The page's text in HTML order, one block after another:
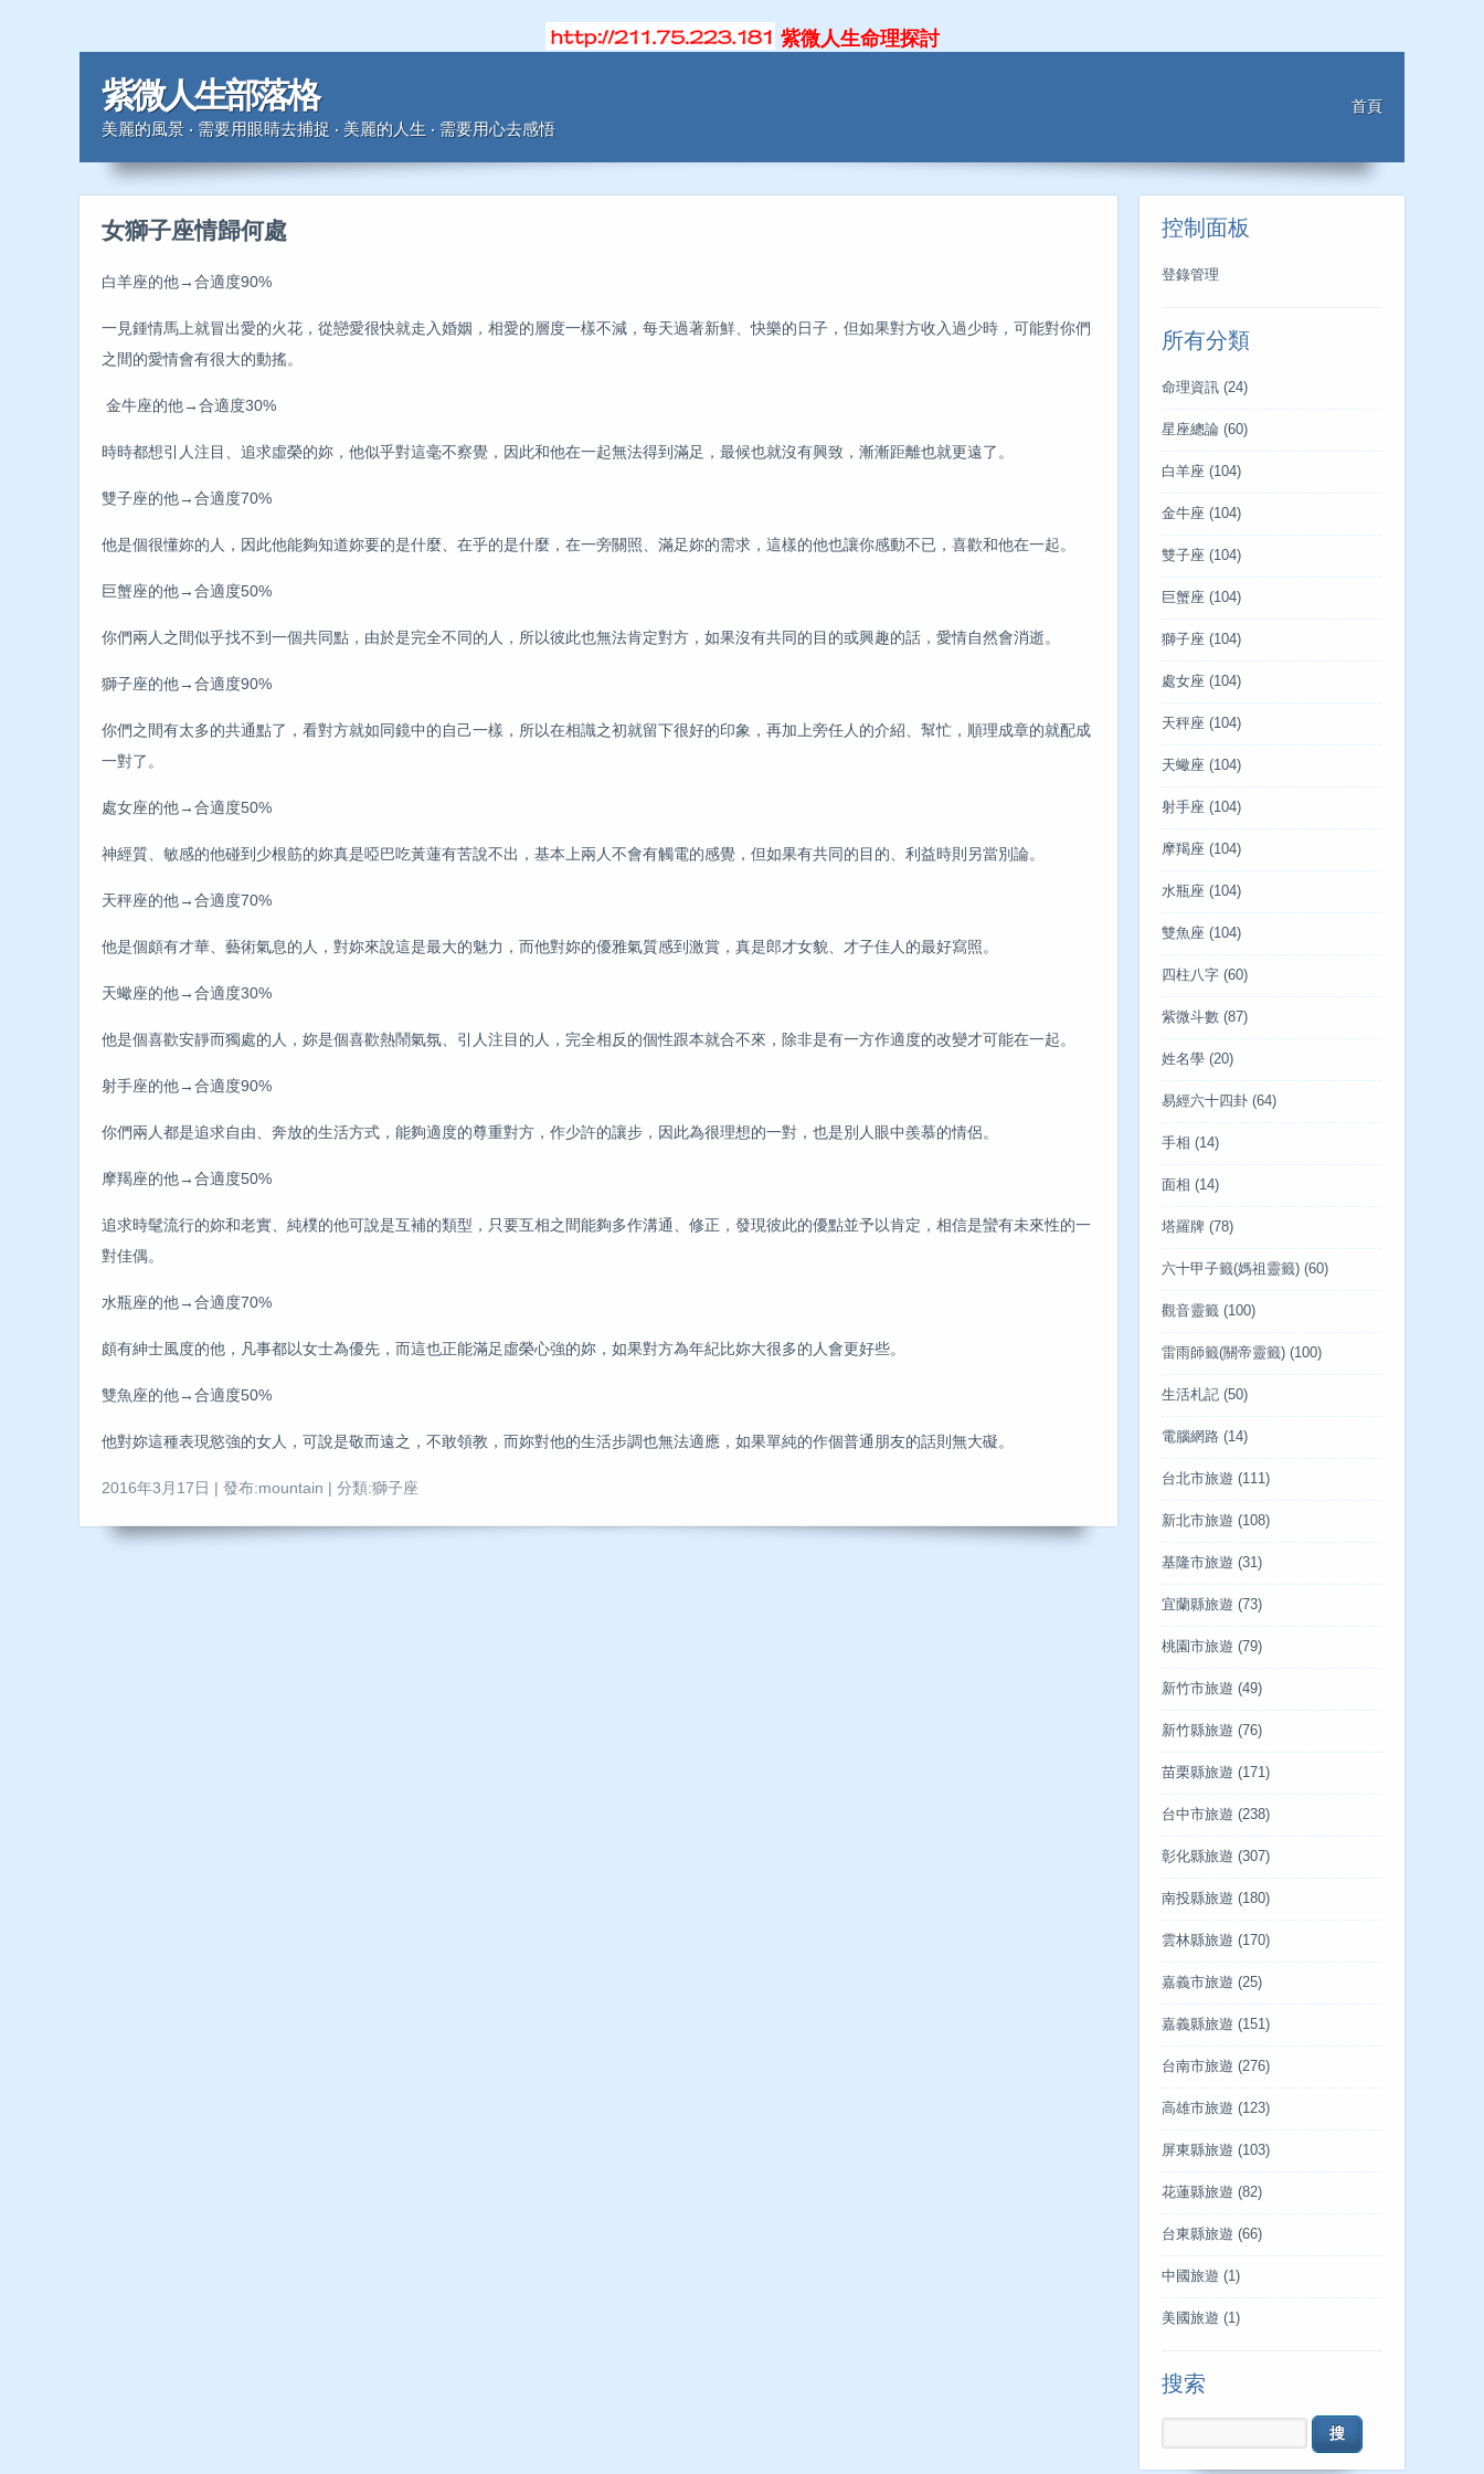
紫微人生命理探討
紫微人生部落格
美麗的風景 ‧ 需要用眼睛去捕捉 ‧ 美麗的人生 ‧ 需要用心去感悟
首頁
女獅子座情歸何處
白羊座的他→合適度90%
一見鍾情馬上就冒出愛的火花，從戀愛很快就走入婚姻，相愛的層度一樣不減，每天過著新鮮、快樂的日子，但如果對方收入過少時，可能對你們
之間的愛情會有很大的動搖。
金牛座的他→合適度30%
時時都想引人注目、追求虛榮的妳，他似乎對這毫不察覺，因此和他在一起無法得到滿足，最候也就沒有興致，漸漸距離也就更遠了。
雙子座的他→合適度70%
他是個很懂妳的人，因此他能夠知道妳要的是什麼、在乎的是什麼，在一旁關照、滿足妳的需求，這樣的他也讓你感動不已，喜歡和他在一起。
巨蟹座的他→合適度50%
你們兩人之間似乎找不到一個共同點，由於是完全不同的人，所以彼此也無法肯定對方，如果沒有共同的目的或興趣的話，愛情自然會消逝。
獅子座的他→合適度90%
你們之間有太多的共通點了，看對方就如同鏡中的自己一樣，所以在相識之初就留下很好的印象，再加上旁任人的介紹、幫忙，順理成章的就配成
一對了。
處女座的他→合適度50%
神經質、敏感的他碰到少根筋的妳真是啞巴吃黃蓮有苦說不出，基本上兩人不會有觸電的感覺，但如果有共同的目的、利益時則另當別論。
天秤座的他→合適度70%
他是個頗有才華、藝術氣息的人，對妳來說這是最大的魅力，而他對妳的優雅氣質感到激賞，真是郎才女貌、才子佳人的最好寫照。
天蠍座的他→合適度30%
他是個喜歡安靜而獨處的人，妳是個喜歡熱鬧氣氛、引人注目的人，完全相反的個性跟本就合不來，除非是有一方作適度的改變才可能在一起。
射手座的他→合適度90%
你們兩人都是追求自由、奔放的生活方式，能夠適度的尊重對方，作少許的讓步，因此為很理想的一對，也是別人眼中羨慕的情侶。
摩羯座的他→合適度50%
追求時髦流行的妳和老實、純樸的他可說是互補的類型，只要互相之間能夠多作溝通、修正，發現彼此的優點並予以肯定，相信是蠻有未來性的一
對佳偶。
水瓶座的他→合適度70%
頗有紳士風度的他，凡事都以女士為優先，而這也正能滿足虛榮心強的妳，如果對方為年紀比妳大很多的人會更好些。
雙魚座的他→合適度50%
他對妳這種表現慾強的女人，可說是敬而遠之，不敢領教，而妳對他的生活步調也無法適應，如果單純的作個普通朋友的話則無大礙。
2016年3月17日 | 發布:mountain | 分類:獅子座
控制面板
登錄管理
所有分類
命理資訊 (24)
星座總論 (60)
白羊座 (104)
金牛座 (104)
雙子座 (104)
巨蟹座 (104)
獅子座 (104)
處女座 (104)
天秤座 (104)
天蠍座 (104)
射手座 (104)
摩羯座 (104)
水瓶座 (104)
雙魚座 (104)
四柱八字 (60)
紫微斗數 (87)
姓名學 (20)
易經六十四卦 (64)
手相 (14)
面相 (14)
塔羅牌 (78)
六十甲子籤(媽祖靈籤) (60)
觀音靈籤 (100)
雷雨師籤(關帝靈籤) (100)
生活札記 (50)
電腦網路 (14)
台北市旅遊 (111)
新北市旅遊 (108)
基隆市旅遊 (31)
宜蘭縣旅遊 (73)
桃園市旅遊 (79)
新竹市旅遊 (49)
新竹縣旅遊 (76)
苗栗縣旅遊 (171)
台中市旅遊 (238)
彰化縣旅遊 (307)
南投縣旅遊 (180)
雲林縣旅遊 (170)
嘉義市旅遊 (25)
嘉義縣旅遊 (151)
台南市旅遊 (276)
高雄市旅遊 (123)
屏東縣旅遊 (103)
花蓮縣旅遊 (82)
台東縣旅遊 (66)
中國旅遊 (1)
美國旅遊 (1)
搜索